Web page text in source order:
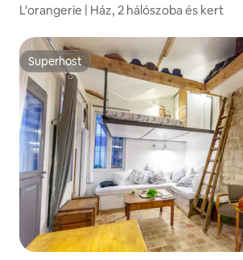
L'orangerie | Ház, 2 hálószoba és kert
Superhost
Superhost